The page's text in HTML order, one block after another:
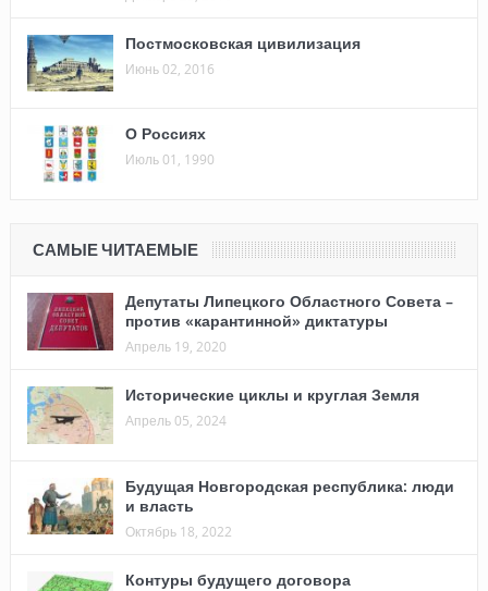
Постмосковская цивилизация
Июнь 02, 2016
О Россиях
Июль 01, 1990
САМЫЕ ЧИТАЕМЫЕ
Депутаты Липецкого Областного Совета –
против «карантинной» диктатуры
Апрель 19, 2020
Исторические циклы и круглая Земля
Апрель 05, 2024
Будущая Новгородская республика: люди
и власть
Октябрь 18, 2022
Контуры будущего договора